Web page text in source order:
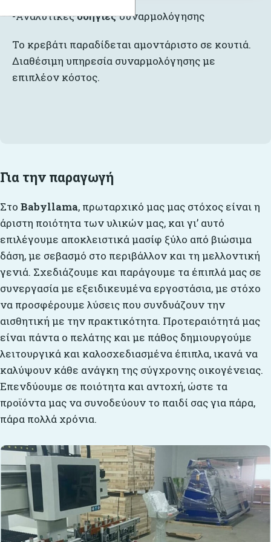
-Αναλυτικέςοδηγίεςσυναρμολόγησης
Το κρεβάτι παραδίδεται αμοντάριστο σε κουτιά.
Διαθέσιμη υπηρεσία συναρμολόγησης με
επιπλέον κόστος.
Για την παραγωγή
Στο Babyllama, πρωταρχικό μας μας στόχος είναι η
άριστη ποιότητα των υλικών μας, και γι’ αυτό
επιλέγουμε αποκλειστικά μασίφ ξύλο από βιώσιμα
δάση, με σεβασμό στο περιβάλλον και τη μελλοντική
γενιά. Σχεδιάζουμε και παράγουμε τα έπιπλά μας σε
συνεργασία με εξειδικευμένα εργοστάσια, με στόχο
να προσφέρουμε λύσεις που συνδυάζουν την
αισθητική με την πρακτικότητα. Προτεραιότητά μας
είναι πάντα ο πελάτης και με πάθος δημιουργούμε
λειτουργικά και καλοσχεδιασμένα έπιπλα, ικανά να
καλύψουν κάθε ανάγκη της σύγχρονης οικογένειας.
Επενδύουμε σε ποιότητα και αντοχή, ώστε τα
προϊόντα μας να συνοδεύουν το παιδί σας για πάρα,
πάρα πολλά χρόνια.